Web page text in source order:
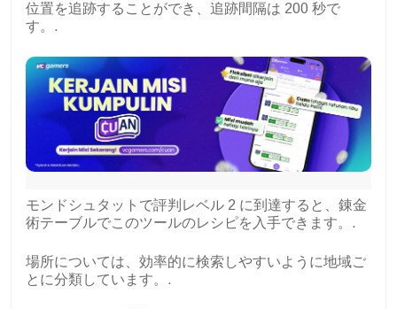
位置を追跡することができ、追跡間隔は 200 秒で
す。.
モンドシュタットで評判レベル 2 に到達すると、錬金
術テーブルでこのツールのレシピを入手できます。.
場所については、効率的に検索しやすいように地域ご
とに分類しています。.